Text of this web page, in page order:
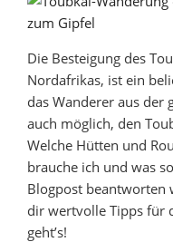
[+Karte]“
Die Besteigung des
Nordafrikas, ist ein
das Wanderer aus der
auch möglich, den
Welche Hütten und
brauche ich und was
Blogpost beantworten
dir wertvolle Tipps für
geht’s!